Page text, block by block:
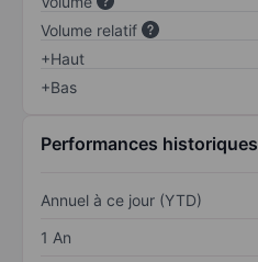
Volume relatif
+Haut
+Bas
Performances historiques
Annuel à ce jour (YTD)
1 An